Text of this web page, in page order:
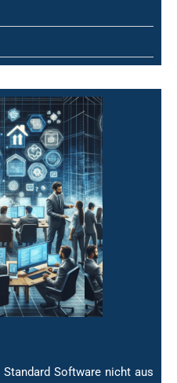
Software nicht aus